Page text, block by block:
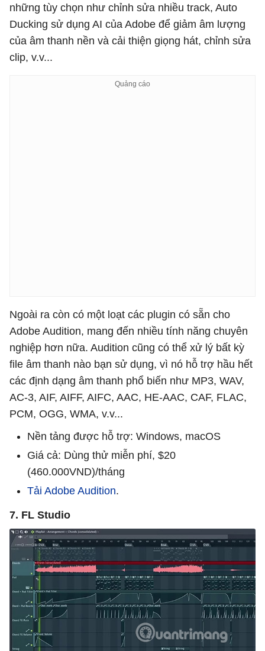
những tùy chọn như chỉnh sửa nhiều track, Auto
Ducking sử dụng AI của Adobe để giảm âm lượng
của âm thanh nền và cải thiện giọng hát, chỉnh sửa
clip, v.v...
Ngoài ra còn có một loạt các plugin có sẵn cho
Adobe Audition, mang đến nhiều tính năng chuyên
nghiệp hơn nữa. Audition cũng có thể xử lý bất kỳ
file âm thanh nào bạn sử dụng, vì nó hỗ trợ hầu hết
các định dạng âm thanh phổ biến như MP3, WAV,
AC-3, AIF, AIFF, AIFC, AAC, HE-AAC, CAF, FLAC,
PCM, OGG, WMA, v.v...
Nền tảng được hỗ trợ: Windows, macOS
Giá cả: Dùng thử miễn phí, $20
(460.000VND)/tháng
Tải Adobe Audition.
7. FL Studio